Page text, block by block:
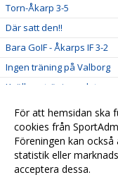
Torn-Åkarp 3-5
Där satt den!!
Bara GoIF - Åkarps IF 3-2
Ingen träning på Valborg
Kvällens tränig avslutas
Sju tappra krigare trotsar
Match mot Lödde
Långledighet.....Njut
För att hemsidan ska
cookies från
Föreningen kan
statistik eller
acceptera dessa.